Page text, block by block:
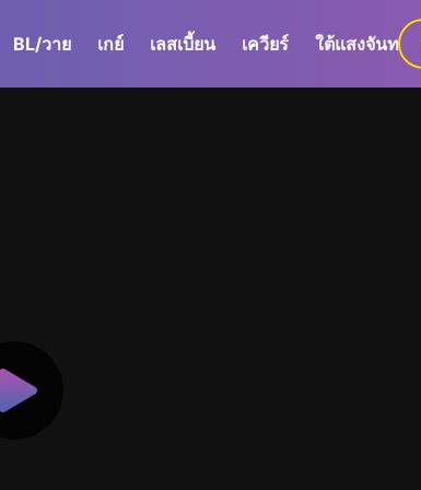
BL/วาย เกย์ เลสเบี้ยน เควียร์ ใต้แสงจันทร์